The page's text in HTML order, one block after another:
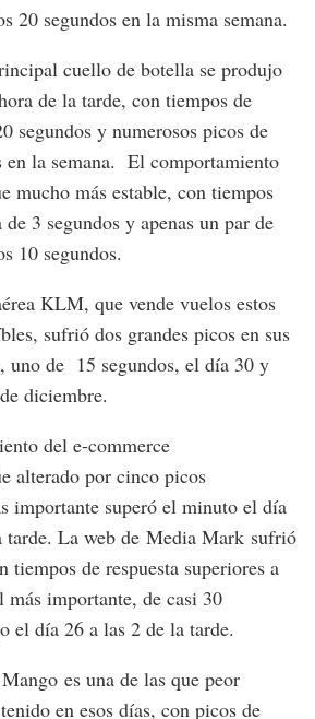
20 segundos en la misma semana.
cuello de botella se produjo
de la tarde, con tiempos de
segundos y numerosos picos de
en la semana. El comportamiento
mucho más estable, con tiempos
3 segundos y apenas un par de
10 segundos.
KLM, que vende vuelos estos
sufrió dos grandes picos en sus
uno de 15 segundos, el día 30 y
diciembre.
del e-commerce
alterado por cinco picos
importante superó el minuto el día
tarde. La web de Media Mark sufrió
tiempos de respuesta superiores a
más importante, de casi 30
el día 26 a las 2 de la tarde.
es una de las que peor
en esos días, con picos de